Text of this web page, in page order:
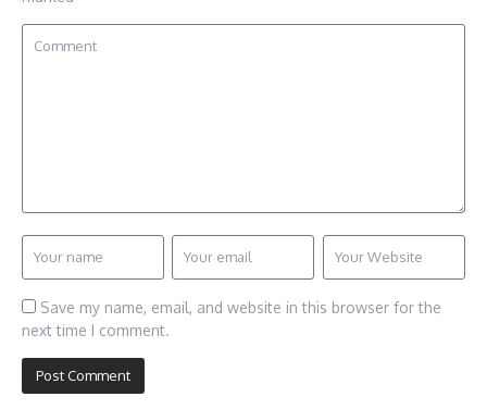
Save my name, email, and website in this browser for the
next time I comment.